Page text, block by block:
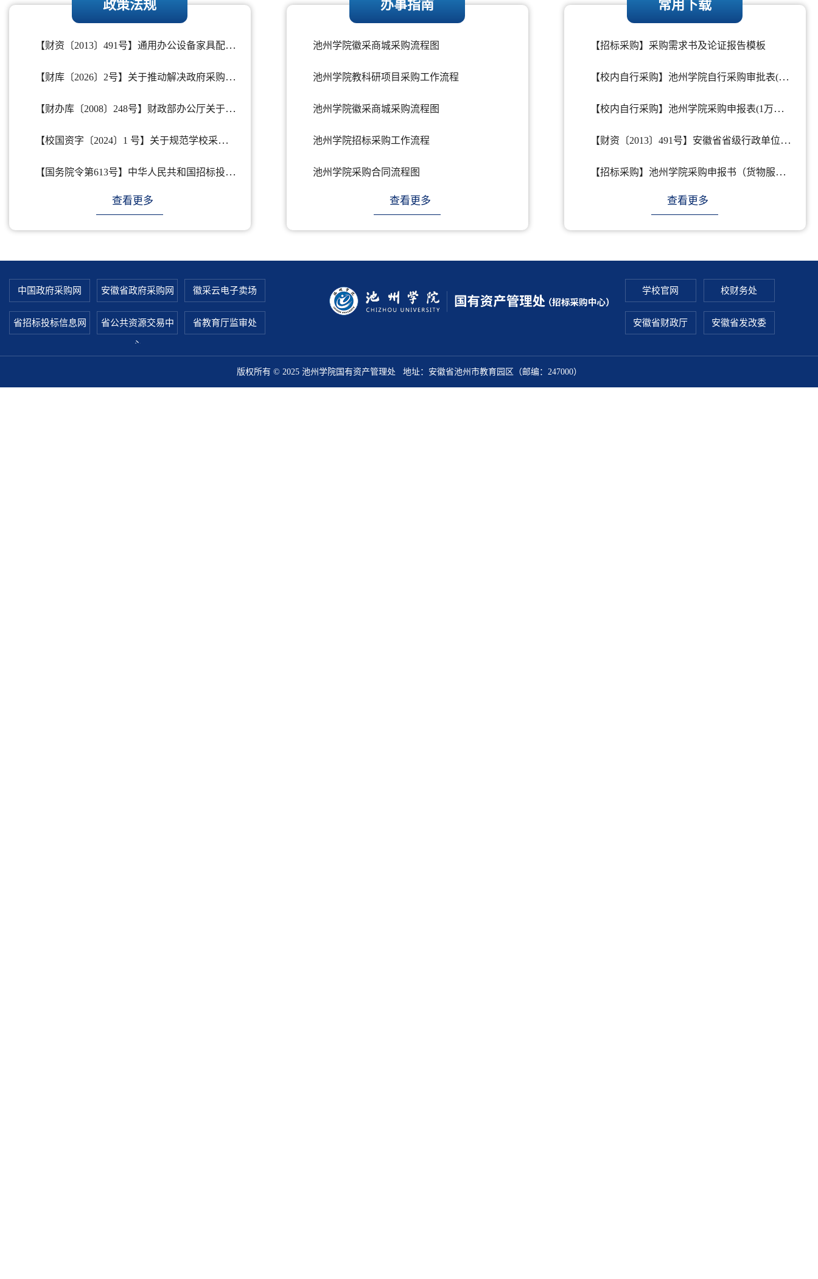
政策法规
【财资〔2013〕491号】通用办公设备家具配置标准
【财库〔2026〕2号】关于推动解决政府采购异常低价问题的通知
【财办库〔2008〕248号】财政部办公厅关于政府采购进口产品管理有关问题的通知
【校国资字〔2024〕1 号】关于规范学校采购需求文件编制指导意见的通知
【国务院令第613号】中华人民共和国招标投标法实施条例
查看更多
办事指南
池州学院徽采商城采购流程图
池州学院教科研项目采购工作流程
池州学院徽采商城采购流程图
池州学院招标采购工作流程
池州学院采购合同流程图
查看更多
常用下载
【招标采购】采购需求书及论证报告模板
【校内自行采购】池州学院自行采购审批表(不含固定资产类且6万元以下项目采购审批)
【校内自行采购】池州学院采购申报表(1万以下办公家具及其他固定资产类样表)
【财资〔2013〕491号】安徽省省级行政单位通用办公设备家具配置标准（试行）
【招标采购】池州学院采购申报书（货物服务类一次性采购6万以上及工程类10万以上的项目）
查看更多
中国政府采购网 安徽省政府采购网 徽采云电子卖场
省招标投标信息网 省公共资源交易中
心
省教育厅监审处
学校官网 校财务处
安徽省财政厅 安徽省发改委
版权所有 © 2025 池州学院国有资产管理处 地址：安徽省池州市教育园区（邮编：247000）